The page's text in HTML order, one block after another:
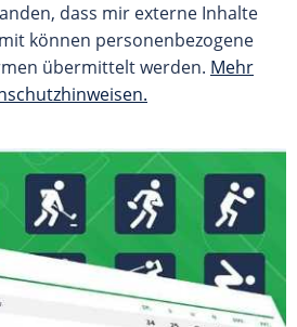
dass mir externe Inhalte
können personenbezogene
übermittelt werden. Mehr